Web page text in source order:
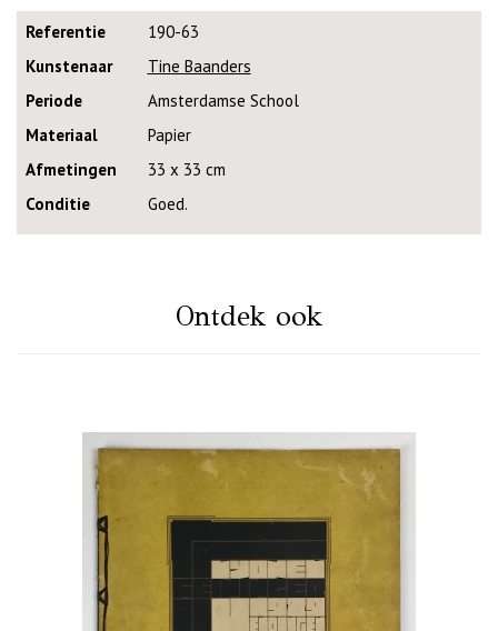
Referentie
190-63
Kunstenaar
Tine Baanders
Periode
Amsterdamse School
Materiaal
Papier
Afmetingen
33 x 33 cm
Conditie
Goed.
Ontdek ook